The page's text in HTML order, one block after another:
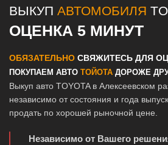
ВЫКУП АВТОМОБИЛЯ
ОЦЕНКА 5 МИНУТ
ОБЯЗАТЕЛЬНО СВЯЖИТЕСЬ ДЛЯ
ПОКУПАЕМ АВТО ТОЙОТА ДОРОЖЕ
Выкуп авто TOYOTA в Алексеевском
независимо от состояния и года
продать по хорошей рыночной цене.
Независимо от Вашего